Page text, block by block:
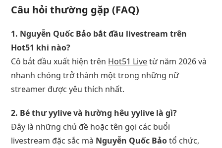
Câu hỏi thường gặp (FAQ)
1. Nguyễn Quốc Bảo bắt đầu livestream trên
Hot51 khi nào?
Cô bắt đầu xuất hiện trên Hot51 Livetừ năm 2026 và
nhanh chóng trở thành một trong những nữ
streamer được yêu thích nhất.
2. Bé thư yylive và hường hêu yylive là gì?
Đây là những chủ đề hoặc tên gọi các buổi
livestream đặc sắc mà Nguyễn Quốc Bảotổ chức,